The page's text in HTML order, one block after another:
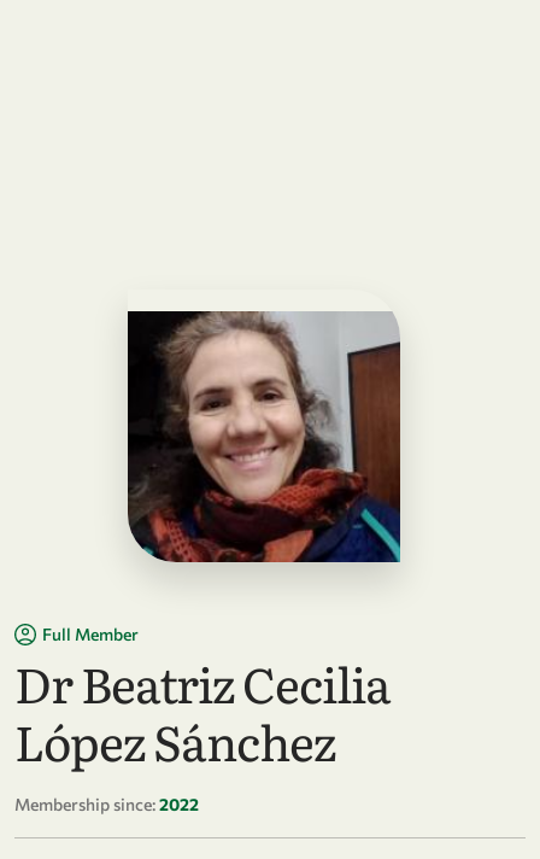
Full Member
Dr Beatriz Cecilia
López Sánchez
Membership since:2022